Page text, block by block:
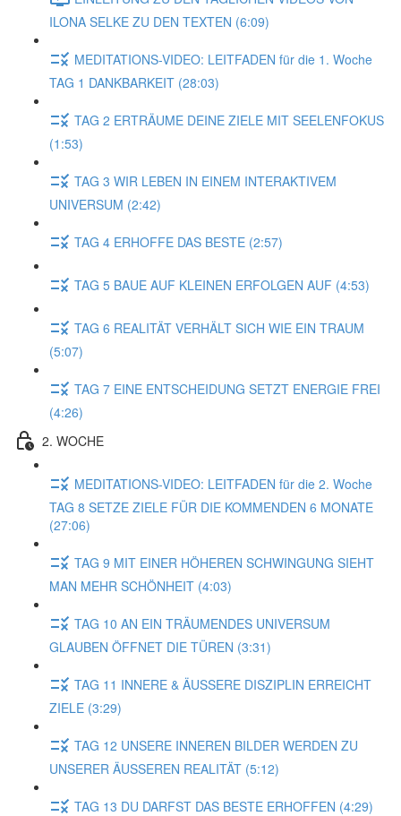
ILONA SELKE ZU DEN TEXTEN (6:09)
MEDITATIONS-VIDEO: LEITFADEN für die 1. Woche
TAG 1 DANKBARKEIT (28:03)
TAG 2 ERTRÄUME DEINE ZIELE MIT SEELENFOKUS
(1:53)
TAG 3 WIR LEBEN IN EINEM INTERAKTIVEM
UNIVERSUM (2:42)
TAG 4 ERHOFFE DAS BESTE (2:57)
TAG 5 BAUE AUF KLEINEN ERFOLGEN AUF (4:53)
TAG 6 REALITÄT VERHÄLT SICH WIE EIN TRAUM
(5:07)
TAG 7 EINE ENTSCHEIDUNG SETZT ENERGIE FREI
(4:26)
2. WOCHE
MEDITATIONS-VIDEO: LEITFADEN für die 2. Woche
TAG 8 SETZE ZIELE FÜR DIE KOMMENDEN 6 MONATE
(27:06)
TAG 9 MIT EINER HÖHEREN SCHWINGUNG SIEHT
MAN MEHR SCHÖNHEIT (4:03)
TAG 10 AN EIN TRÄUMENDES UNIVERSUM
GLAUBEN ÖFFNET DIE TÜREN (3:31)
TAG 11 INNERE & ÄUSSERE DISZIPLIN ERREICHT
ZIELE (3:29)
TAG 12 UNSERE INNEREN BILDER WERDEN ZU
UNSERER ÄUSSEREN REALITÄT (5:12)
TAG 13 DU DARFST DAS BESTE ERHOFFEN (4:29)